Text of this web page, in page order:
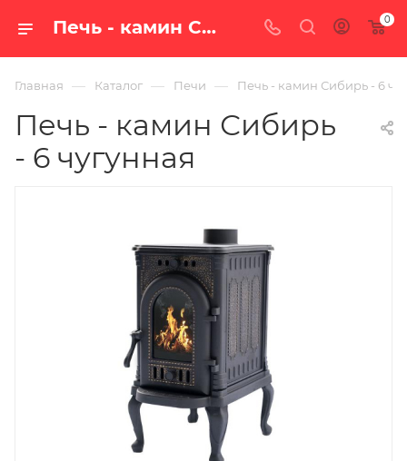
Печь - камин Сибирь - 6 чугунная — цена в Екатеринбурге, купить в интернет-магазине «100 печей.ру» 0
Главная — Каталог — Печи — Печь - камин Сибирь - 6
Печь - камин Сибирь
- 6 чугунная